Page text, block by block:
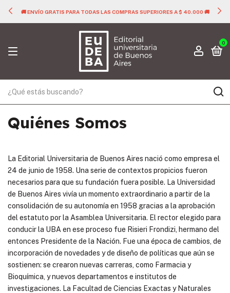
🚚 ENVÍO GRATIS PARA TODAS LAS COMPRAS SUPERIORES A $ 40.000 🚚
0
Quiénes Somos
La Editorial Universitaria de Buenos Aires nació como empresa el
24 de junio de 1958. Una serie de contextos propicios fueron
necesarios para que su fundación fuera posible. La Universidad
de Buenos Aires vivía un momento extraordinario a partir de la
consolidación de su autonomía en 1958 gracias a la aprobación
del estatuto por la Asamblea Universitaria. El rector elegido para
conducir la UBA en ese proceso fue Risieri Frondizi, hermano del
entonces Presidente de la Nación. Fue una época de cambios, de
incorporación de novedades y de diseño de políticas que aún se
sostienen: se crearon nuevas carreras, como Farmacia y
Bioquímica, y nuevos departamentos e institutos de
investigaciones. La Facultad de Ciencias Exactas y Naturales